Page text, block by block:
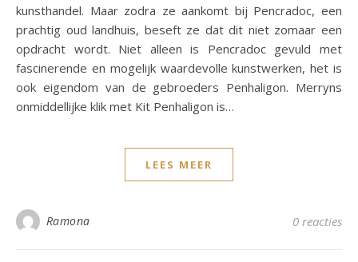
kunsthandel. Maar zodra ze aankomt bij Pencradoc, een
prachtig oud landhuis, beseft ze dat dit niet zomaar een
opdracht wordt. Niet alleen is Pencradoc gevuld met
fascinerende en mogelijk waardevolle kunstwerken, het is
ook eigendom van de gebroeders Penhaligon. Merryns
onmiddellijke klik met Kit Penhaligon is…
LEES MEER
Ramona 0 reacties